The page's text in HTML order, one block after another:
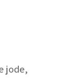
jode,